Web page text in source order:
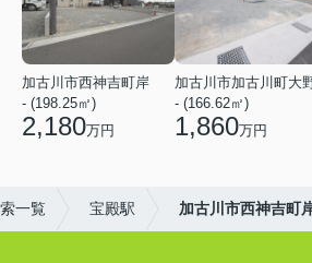
加古川市西神吉町岸
- (198.25㎡)
2,180万円
加古川市加古川町大
- (166.62㎡)
1,860万円
一覧 宝殿駅 加古川市西神吉町